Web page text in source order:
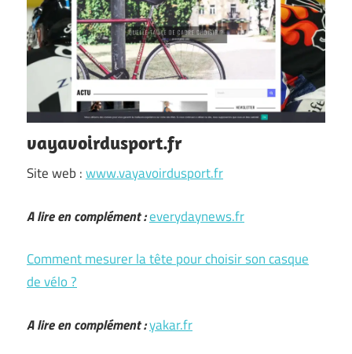
vayavoirdusport.fr
Site web :www.vayavoirdusport.fr
A lire en complément :everydaynews.fr
Comment mesurer la tête pour choisir son casque
de vélo ?
A lire en complément :yakar.fr